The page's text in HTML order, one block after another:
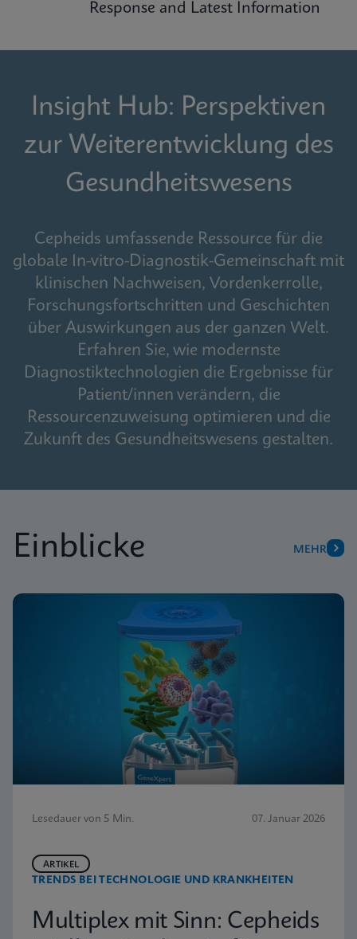
Response and Latest Information
Insight Hub: Perspektiven
zur Weiterentwicklung des
Gesundheitswesens
Cepheids umfassende Ressource für die
globale In-vitro-Diagnostik-Gemeinschaft mit
klinischen Nachweisen, Vordenkerrolle,
Forschungsfortschritten und Geschichten
über Auswirkungen aus der ganzen Welt.
Erfahren Sie, wie modernste
Diagnostiktechnologien die Ergebnisse für
Patient/innen verändern, die
Ressourcenzuweisung optimieren und die
Zukunft des Gesundheitswesens gestalten.
Einblicke MEHR
Lesedauer von 5 Min. 07. Januar 2026
TRENDS BEI TECHNOLOGIE UND KRANKHEITEN
ARTIKEL
Multiplex mit Sinn: Cepheids